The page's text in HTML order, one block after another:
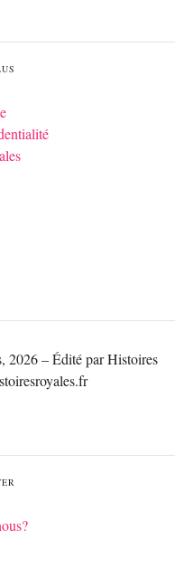
2026 – Édité par Histoires